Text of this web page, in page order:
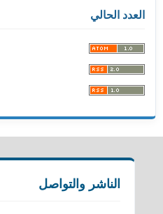
العدد الحالي
الناشر والتواصل